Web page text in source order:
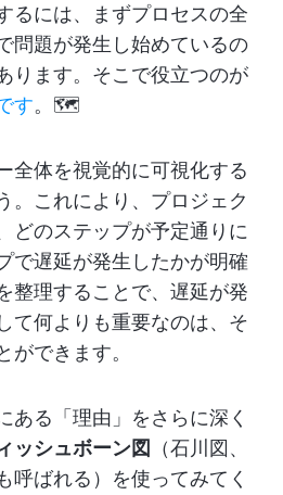
るには、まずプロセスの全
問題が発生し始めているの
ります。そこで役立つのが
す。🗺️
全体を視覚的に可視化する
。これにより、プロジェク
どのステップが予定通りに
で遅延が発生したかが明確
整理することで、遅延が発
て何よりも重要なのは、そ
ができます。
ある「理由」をさらに深く
ッシュボーン図 （石川図、
呼ばれる）を使ってみてく